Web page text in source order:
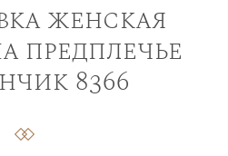
женская
предплечье
8366